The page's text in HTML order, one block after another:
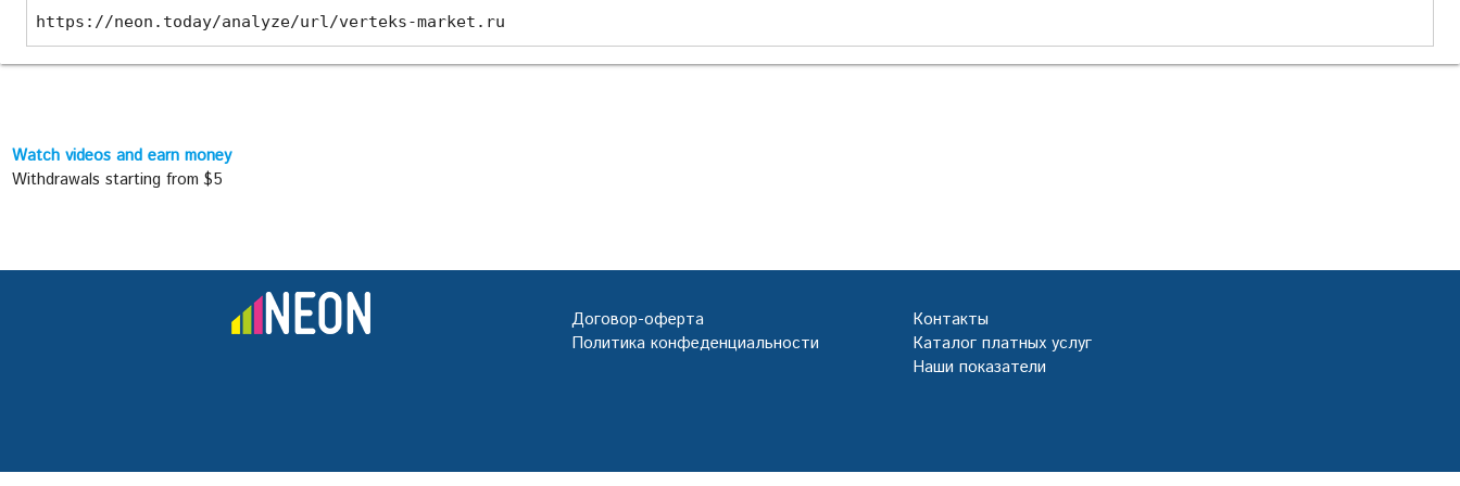
https://neon.today/analyze/url/verteks-market.ru
Watch videos and earn money
Withdrawals starting from $5
Договор-оферта
Политика конфеденциальности
Контакты
Каталог платных услуг
Наши показатели